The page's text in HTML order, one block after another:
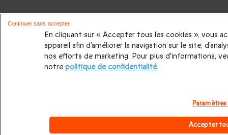
En cliquant sur « Accepter tous les cookies », vous
appareil afin d’améliorer la navigation sur le site,
nos efforts de marketing. Pour plus d'informations,
notrepolitique de confidentialité.
Accepter
Continuer sans accepter